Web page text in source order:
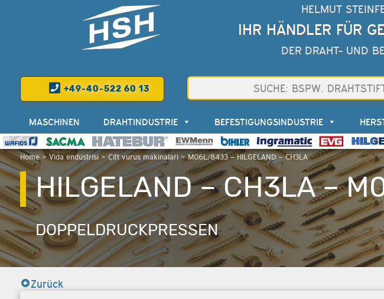
HELMUT
IHR HÄNDLER FÜR
DER DRAHT- UND
+49-40-522 60 13
Home>Vida endüstrisi> Çift vurus makinalari>M06L/8433 – HILGELAND – CH3LA
MASCHINEN DRAHTINDUSTRIE BEFESTIGUNGSINDUSTRIE
HILGELAND – CH3LA –
DOPPELDRUCKPRESSEN
Zurück